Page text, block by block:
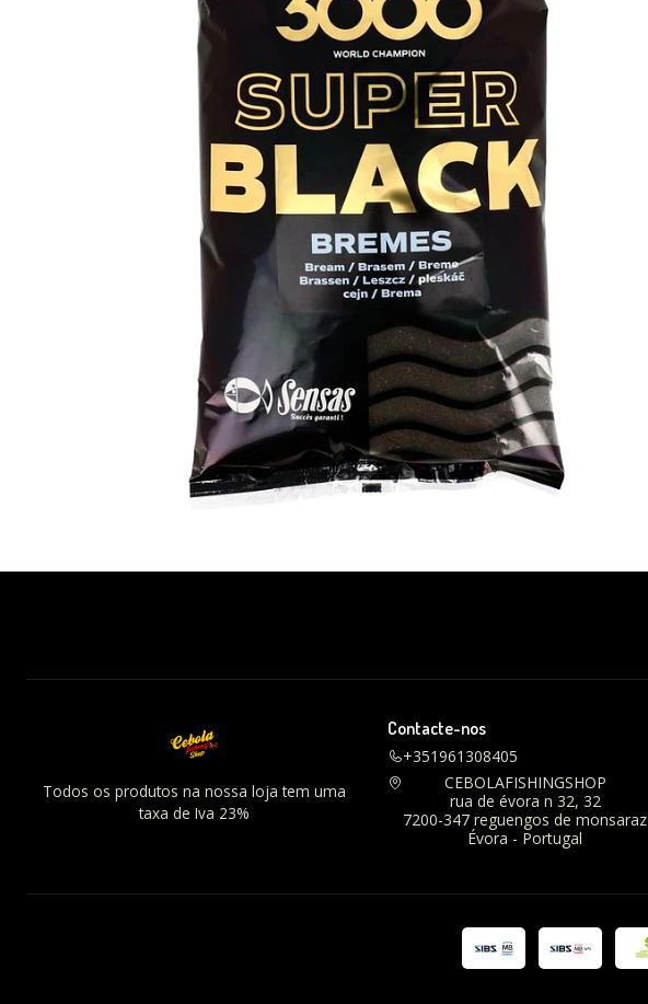
Todos os produtos na nossa loja tem uma
taxa de Iva 23%
Contacte-nos
+351961308405
CEBOLAFISHINGSHOP
rua de évora n 32, 32
7200-347 reguengos de monsaraz
Évora - Portugal